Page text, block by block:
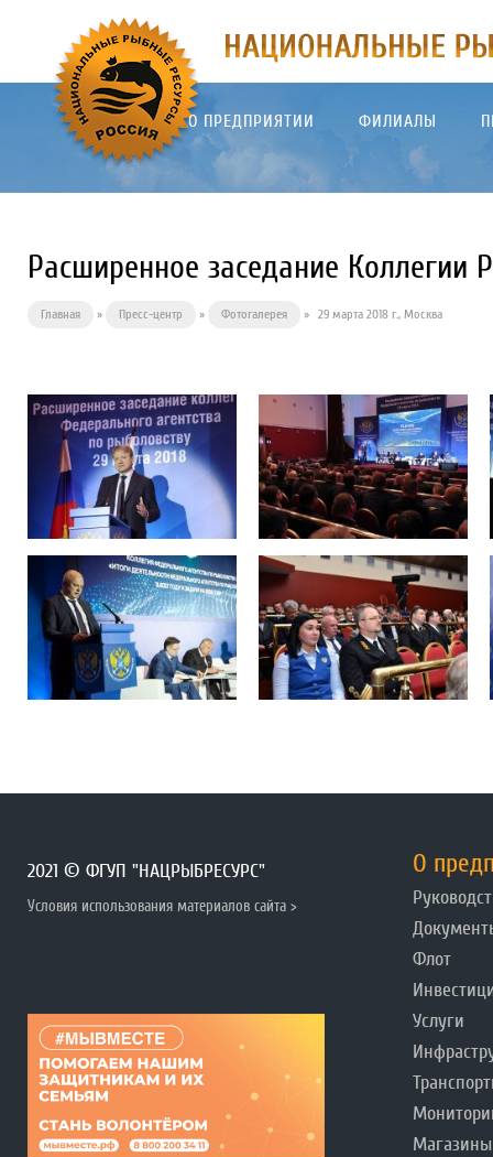
О ПРЕДПРИЯТИИ ФИЛИАЛЫ
Расширенное заседание Коллегии
Главная » Пресс-центр » Фотогалерея » 29 марта 2018 г., Москва
2021 © ФГУП "НАЦРЫБРЕСУРС"
Условия использования материалов сайта >
О
Флот
Услуги
Магазины